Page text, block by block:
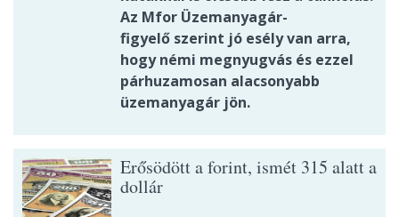
Az Mfor Üzemanyagár-
figyelő szerint jó esély van arra,
hogy némi megnyugvás és ezzel
párhuzamosan alacsonyabb
üzemanyagár jön.
Erősödött a forint, ismét 315 alatt a
dollár